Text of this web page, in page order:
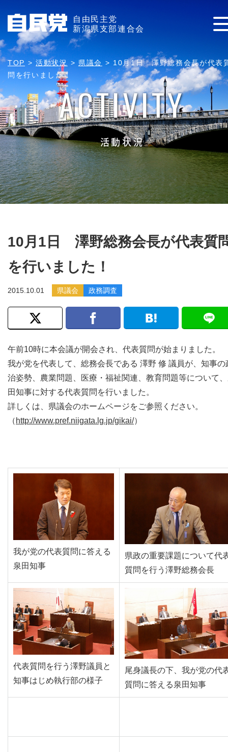
自由民主党
新潟県支部連合会
TOP >活動状況 > 県議会 >10月1日 澤野総務会長が代表
問を行いました！
ACTIVITY
活動状況
10月1日 澤野総務会長が代表質
を行いました！
2015.10.01 県議会 政務調査
午前10時に本会議が開会され、代表質問が始まりました。
我が党を代表して、総務会長である 澤野 修 議員が、知事の
治姿勢、農業問題、医療・福祉関連、教育問題等について
田知事に対する代表質問を行いました。
詳しくは、県議会のホームページをご参照ください。
（ http://www.pref.niigata.lg.jp/gikai/）
我が党の代表質問に答える
泉田知事
県政の重要課題について代
質問を行う澤野総務会長
代表質問を行う澤野議員と
知事はじめ執行部の様子
尾身議長の下、我が党の代
質問に答える泉田知事